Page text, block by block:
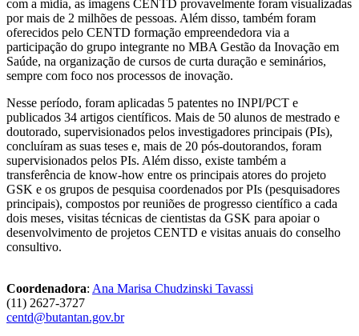
com a mídia, as imagens CENTD provavelmente foram visualizadas
por mais de 2 milhões de pessoas. Além disso, também foram
oferecidos pelo CENTD formação empreendedora via a
participação do grupo integrante no MBA Gestão da Inovação em
Saúde, na organização de cursos de curta duração e seminários,
sempre com foco nos processos de inovação.
Nesse período, foram aplicadas 5 patentes no INPI/PCT e
publicados 34 artigos científicos. Mais de 50 alunos de mestrado e
doutorado, supervisionados pelos investigadores principais (PIs),
concluíram as suas teses e, mais de 20 pós-doutorandos, foram
supervisionados pelos PIs. Além disso, existe também a
transferência de know-how entre os principais atores do projeto
GSK e os grupos de pesquisa coordenados por PIs (pesquisadores
principais), compostos por reuniões de progresso científico a cada
dois meses, visitas técnicas de cientistas da GSK para apoiar o
desenvolvimento de projetos CENTD e visitas anuais do conselho
consultivo.
Coordenadora: Ana Marisa Chudzinski Tavassi
(11) 2627-3727
centd@butantan.gov.br